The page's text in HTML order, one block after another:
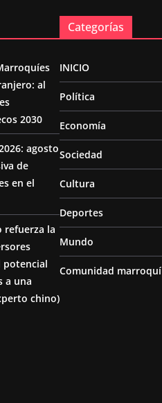
al
2030
agosto
de
en el
refuerza la
potencial
a una
chino)
Categorías
INICIO
Política
Economía
Sociedad
Cultura
Deportes
Mundo
Comunidad marroquí